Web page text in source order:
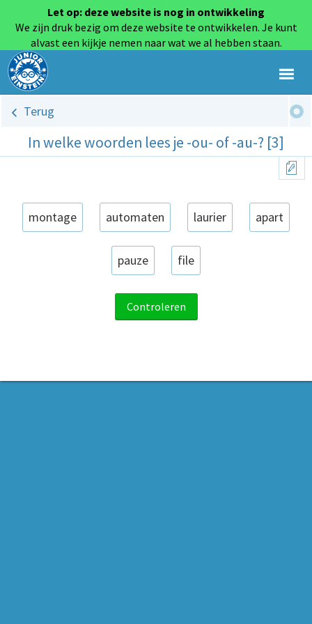
Let op: deze website is nog in ontwikkeling
We zijn druk bezig om deze website te ontwikkelen. Je kunt
alvast een kijkje nemen naar wat we al hebben staan.
Terug
In welke woorden lees je -ou- of -au-? [3]
montage automaten laurier apart
pauze file